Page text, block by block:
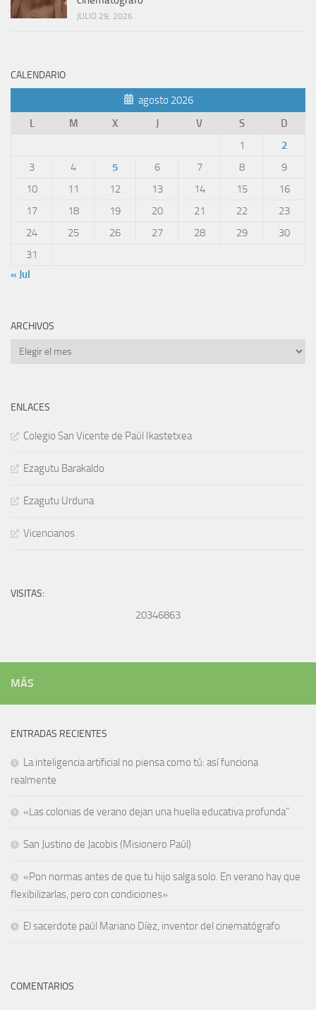
JULIO 29, 2026
CALENDARIO
agosto 2026
L
M X J V S
D
1
2
3
4 5 6 7 8
9
10
11 12 13 14 15
16
17
18 19 20 21 22
23
24
25 26 27 28 29
30
31
« Jul
ARCHIVOS
Archivos
ENLACES
Colegio San Vicente de Paúl Ikastetxea
Ezagutu Barakaldo
Ezagutu Urduna
Vicencianos
VISITAS:
20346863
MÁS
ENTRADAS RECIENTES
La inteligencia artificial no piensa como tú: así funciona
realmente
«Las colonias de verano dejan una huella educativa profunda”
San Justino de Jacobis (Misionero Paúl)
«Pon normas antes de que tu hijo salga solo. En verano hay que
flexibilizarlas, pero con condiciones»
El sacerdote paúl Mariano Díez, inventor del cinematógrafo
COMENTARIOS